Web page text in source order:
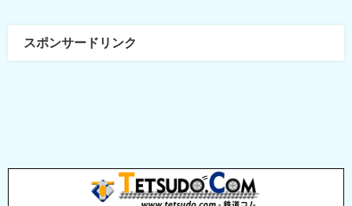
スポンサードリンク